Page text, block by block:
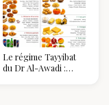
Le régime Tayyibat
du Dr Al-Awadi :